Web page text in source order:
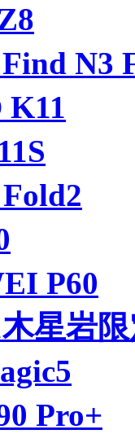
N3
K11
P60
星岩
Pro+